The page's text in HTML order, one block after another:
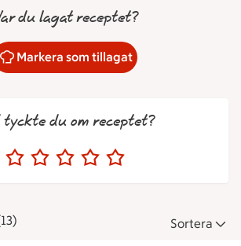
du lagat receptet?
Markera som tillagat
tyckte du om receptet?
Sortera